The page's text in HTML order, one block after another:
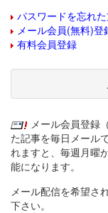
パスワードを忘れ
メール会員(無料)登
有料会員登録
メール会員登録
た記事を毎日メール
れますと、毎週月曜
能になります。
メール配信を希望さ
下さい。